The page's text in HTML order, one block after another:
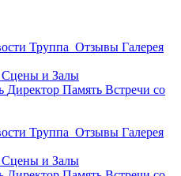
Труппа Отзывы Галерея
Сцены и Залы
Директор Память Встречи со
Труппа Отзывы Галерея
Сцены и Залы